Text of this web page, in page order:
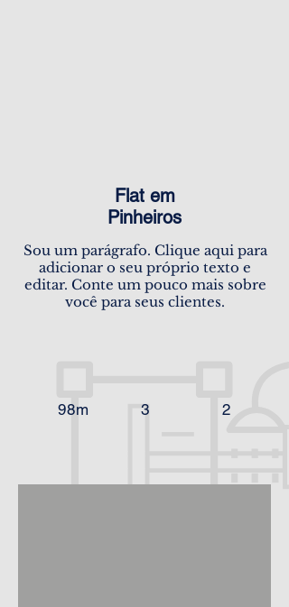
Flat em
Pinheiros
Sou um parágrafo. Clique aqui para
adicionar o seu próprio texto e
editar. Conte um pouco mais sobre
você para seus clientes.
98m 3 2